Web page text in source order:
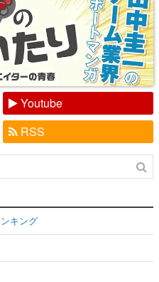
Youtube
RSS
キング